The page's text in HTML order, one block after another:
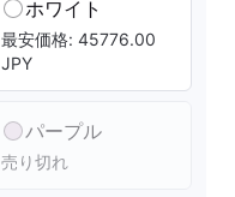
ホワイト
最安価格: 45776.00
JPY
パープル
売り切れ